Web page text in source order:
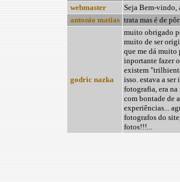
webmaster
Seja Bem-vindo,
antonio matias trata mas é de
godric nazka
muito obrigado
muito de ser
que me dá muito
inportante fazer
existem
isso. estava a
fotografia, era na
com bontade de
experiências...
fotografos do
fotos!!!...